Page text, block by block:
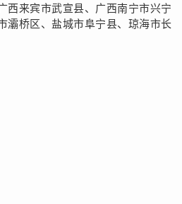
西来宾市武宣县、广西南宁市兴宁
灞桥区、盐城市阜宁县、琼海市长